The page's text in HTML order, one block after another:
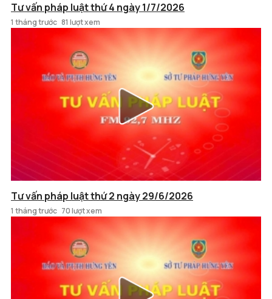
Tư vấn pháp luật thứ 4 ngày 1/7/2026
1 tháng trước 81 lượt xem
Tư vấn pháp luật thứ 2 ngày 29/6/2026
1 tháng trước 70 lượt xem